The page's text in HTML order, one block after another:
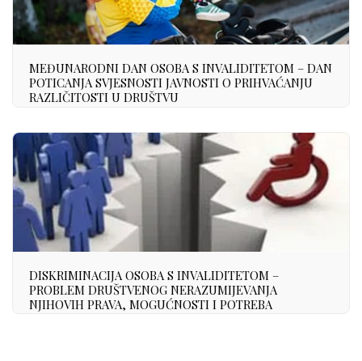
MEĐUNARODNI DAN OSOBA S INVALIDITETOM – DAN
POTICANJA SVJESNOSTI JAVNOSTI O PRIHVAĆANJU
RAZLIČITOSTI U DRUŠTVU
DISKRIMINACIJA OSOBA S INVALIDITETOM –
PROBLEM DRUŠTVENOG NERAZUMIJEVANJA
NJIHOVIH PRAVA, MOGUĆNOSTI I POTREBA